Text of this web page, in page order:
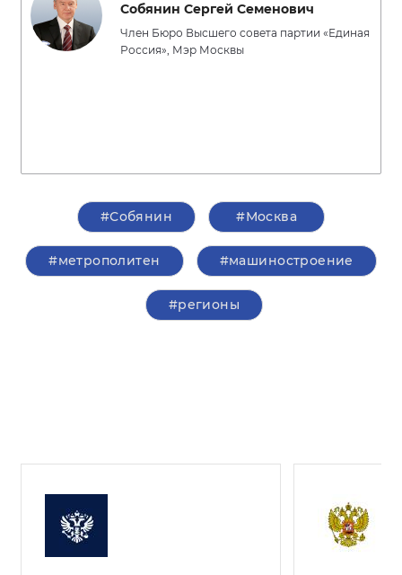
Собянин Сергей Семенович
Член Бюро Высшего совета партии «Единая
Россия», Мэр Москвы
#Собянин #Москва
#метрополитен #машиностроение
#регионы